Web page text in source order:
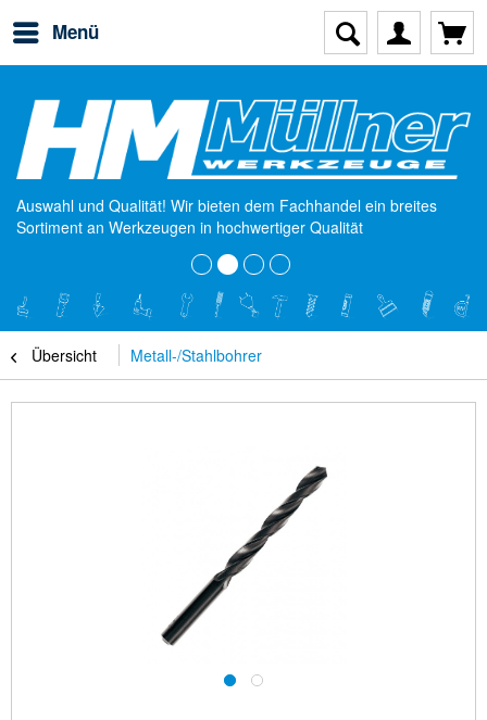
Menü
Auswahl und Qualität! Wir bieten dem Fachhandel ein breites
Sortiment an Werkzeugen in hochwertiger Qualität
Übersicht Metall-/Stahlbohrer